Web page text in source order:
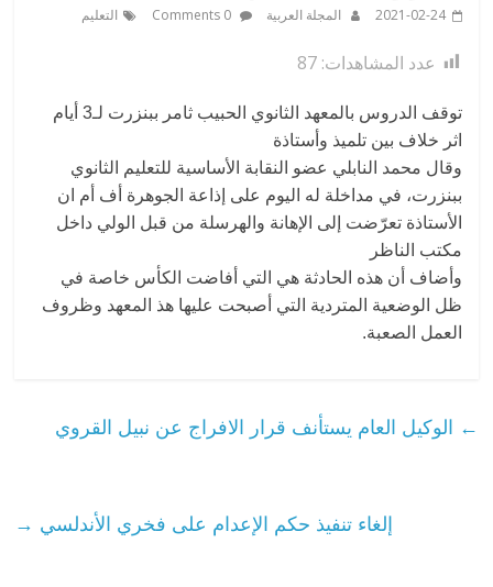
2021-02-24 المجلة العربية 0 Comments التعليم
عدد المشاهدات: 87
توقف الدروس بالمعهد الثانوي الحبيب ثامر ببنزرت لـ3 أيام
اثر خلاف بين تلميذ وأستاذة
وقال محمد النابلي عضو النقابة الأساسية للتعليم الثانوي
ببنزرت، في مداخلة له اليوم على إذاعة الجوهرة أف أم ان
الأستاذة تعرّضت إلى الإهانة والهرسلة من قبل الولي داخل
مكتب الناظر
وأضاف أن هذه الحادثة هي التي أفاضت الكأس خاصة في
ظل الوضعية المتردية التي أصبحت عليها هذ المعهد وظروف
العمل الصعبة.
← الوكيل العام يستأنف قرار الافراج عن نبيل القروي
إلغاء تنفيذ حكم الإعدام على فخري الأندلسي →